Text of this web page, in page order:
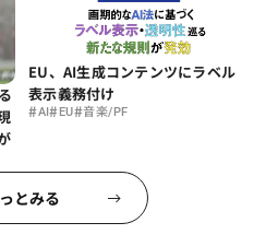
EU、AI生成コンテンツにラベル
表示義務付け
#AI# EU#音楽/PF
とみる